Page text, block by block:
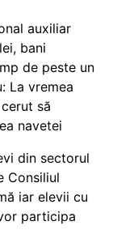
auxiliar
bani
de peste un
La vremea
să
navetei
din sectorul
Consiliul
iar elevii cu
participa